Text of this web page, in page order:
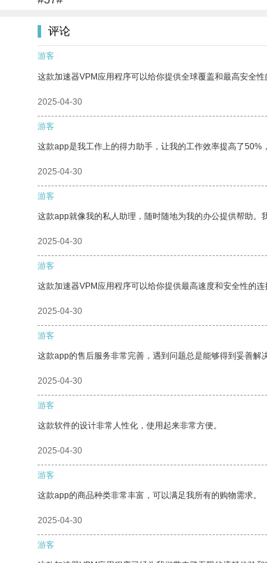
评论
游客
这款加速器VPM应用程序可以给你提供全球覆盖和最高安全性
2025-04-30
游客
这款app是我工作上的得力助手，让我的工作效率提高了50%
2025-04-30
游客
这款app就像我的私人助理，随时随地为我的办公提供帮助。
2025-04-30
游客
这款加速器VPM应用程序可以给你提供最高速度和安全性的连
2025-04-30
游客
这款app的售后服务非常完善，遇到问题总是能够得到妥善解
2025-04-30
游客
这款软件的设计非常人性化，使用起来非常方便。
2025-04-30
游客
这款app的商品种类非常丰富，可以满足我所有的购物需求。
2025-04-30
游客